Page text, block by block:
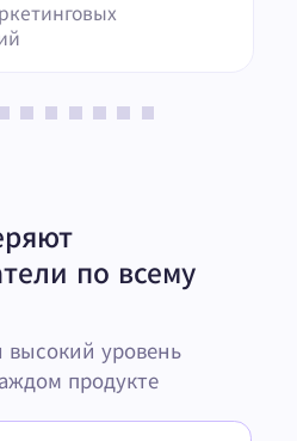
по всему
высокий уровень
продукте